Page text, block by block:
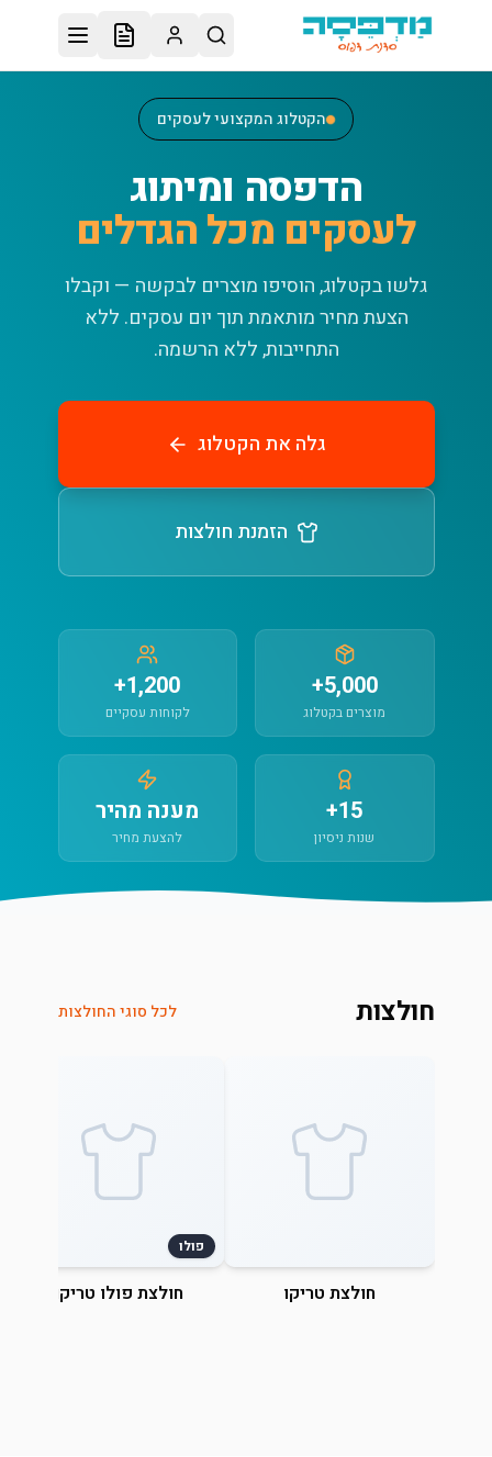
דלג לתוכן הראשי
הקטלוג המקצועי לעסקים
הדפסה ומיתוג
לעסקים מכל הגדלים
גלשו בקטלוג, הוסיפו מוצרים לבקשה — וקבלו
הצעת מחיר מותאמת תוך יום עסקים. ללא
התחייבות, ללא הרשמה.
גלה את הקטלוג
הזמנת חולצות
5,000+
מוצרים בקטלוג
1,200+
לקוחות עסקיים
15+
שנות ניסיון
מענה מהיר
להצעת מחיר
חולצות לכל סוגי החולצות
חולצת טריקו
פולו
חולצת פולו טריקו